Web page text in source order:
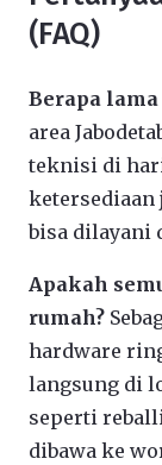
(FAQ)
Berapa
area
teknisi di
ketersediaan
bisa dilayani
Apakah
rumah?
hardware
langsung di
seperti
dibawa ke